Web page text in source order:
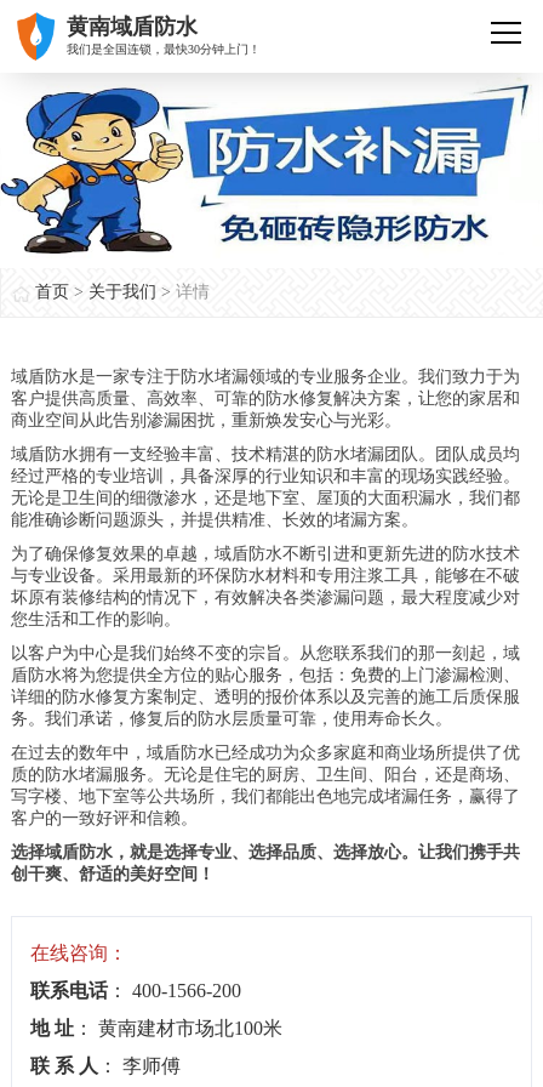
黄南域盾防水
我们是全国连锁，最快30分钟上门！
首页 > 关于我们 > 详情
域盾防水是一家专注于防水堵漏领域的专业服务企业。我们致力于为
客户提供高质量、高效率、可靠的防水修复解决方案，让您的家居和
商业空间从此告别渗漏困扰，重新焕发安心与光彩。
域盾防水拥有一支经验丰富、技术精湛的防水堵漏团队。团队成员均
经过严格的专业培训，具备深厚的行业知识和丰富的现场实践经验。
无论是卫生间的细微渗水，还是地下室、屋顶的大面积漏水，我们都
能准确诊断问题源头，并提供精准、长效的堵漏方案。
为了确保修复效果的卓越，域盾防水不断引进和更新先进的防水技术
与专业设备。采用最新的环保防水材料和专用注浆工具，能够在不破
坏原有装修结构的情况下，有效解决各类渗漏问题，最大程度减少对
您生活和工作的影响。
以客户为中心是我们始终不变的宗旨。从您联系我们的那一刻起，域
盾防水将为您提供全方位的贴心服务，包括：免费的上门渗漏检测、
详细的防水修复方案制定、透明的报价体系以及完善的施工后质保服
务。我们承诺，修复后的防水层质量可靠，使用寿命长久。
在过去的数年中，域盾防水已经成功为众多家庭和商业场所提供了优
质的防水堵漏服务。无论是住宅的厨房、卫生间、阳台，还是商场、
写字楼、地下室等公共场所，我们都能出色地完成堵漏任务，赢得了
客户的一致好评和信赖。
选择域盾防水，就是选择专业、选择品质、选择放心。让我们携手共
创干爽、舒适的美好空间！
在线咨询：
联系电话： 400-1566-200
地 址： 黄南建材市场北100米
联 系 人 ： 李师傅